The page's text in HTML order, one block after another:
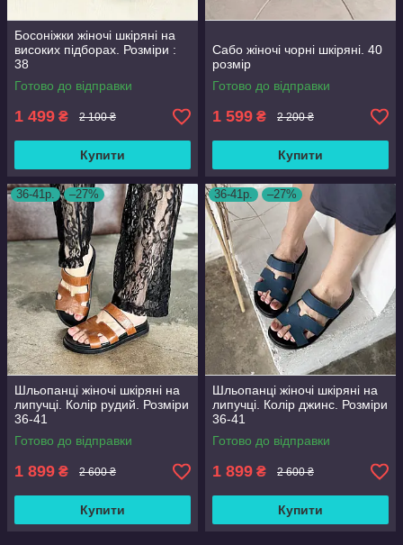
Босоніжки жіночі шкіряні на
високих підборах. Розміри :
38
Готово до відправки
1 499 ₴ 2 100 ₴
Купити
Сабо жіночі чорні шкіряні. 40
розмір
Готово до відправки
1 599 ₴ 2 200 ₴
Купити
36-41р. –27%
Шльопанці жіночі шкіряні на
липучці. Колір рудий. Розміри
36-41
Готово до відправки
1 899 ₴ 2 600 ₴
Купити
36-41р. –27%
Шльопанці жіночі шкіряні на
липучці. Колір джинс. Розміри
36-41
Готово до відправки
1 899 ₴ 2 600 ₴
Купити